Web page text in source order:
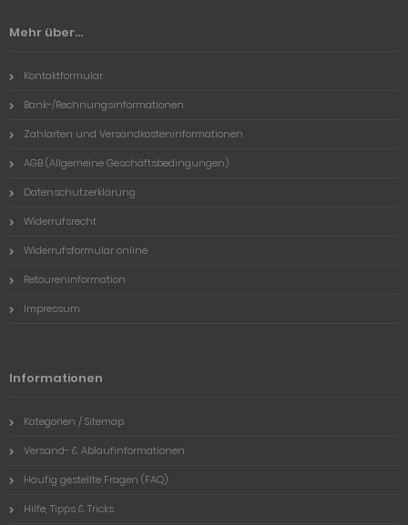
Mehr über...
Kontaktformular
Bank-/Rechnungsinformationen
Zahlarten und Versandkosteninformationen
AGB (Allgemeine Geschäftsbedingungen)
Datenschutzerklärung
Widerrufsrecht
Widerrufsformular online
Retoureninformation
Impressum
Informationen
Kategorien / Sitemap
Versand- & Ablaufinformationen
Häufig gestellte Fragen (FAQ)
Hilfe, Tipps & Tricks